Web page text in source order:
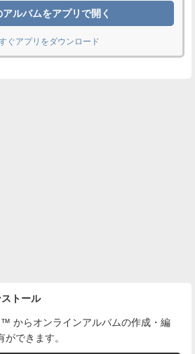
アルバムをアプリで開く
ぐアプリをダウンロード
トール
からオンラインアルバムの作成・編
ができます。